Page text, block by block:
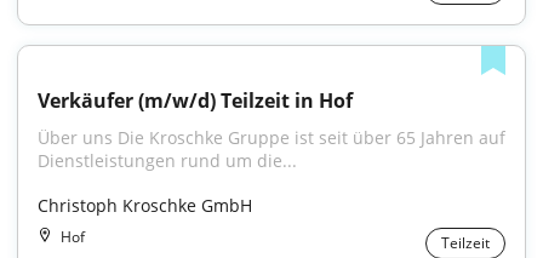
Verkäufer (m/w/d) Teilzeit in Hof
Über uns Die Kroschke Gruppe ist seit über 65 Jahren auf
Dienstleistungen rund um die...
Christoph Kroschke GmbH
Hof Teilzeit